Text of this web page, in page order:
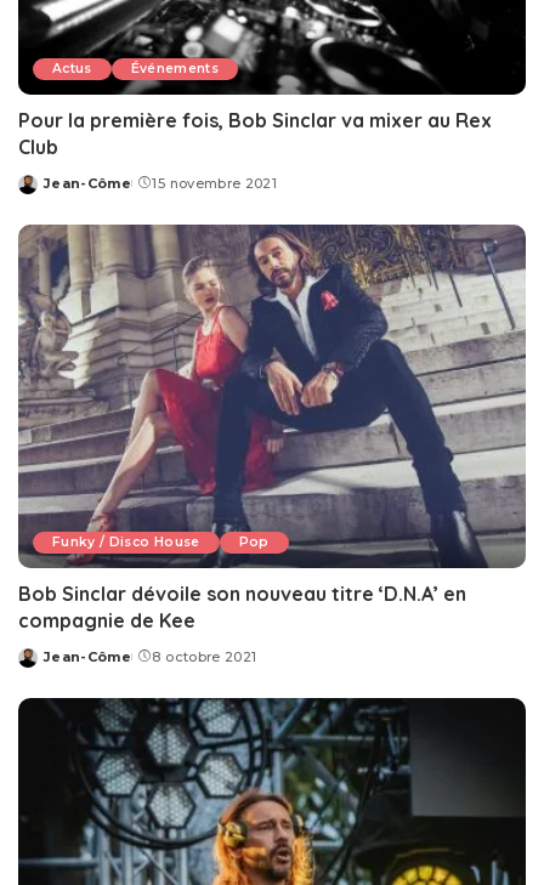
Actus Événements
Pour la première fois, Bob Sinclar va mixer au Rex
Club
Posted
Jean-Côme 15 novembre 2021
Funky / Disco House Pop
Bob Sinclar dévoile son nouveau titre ‘D.N.A’ en
compagnie de Kee
Posted
Jean-Côme 8 octobre 2021